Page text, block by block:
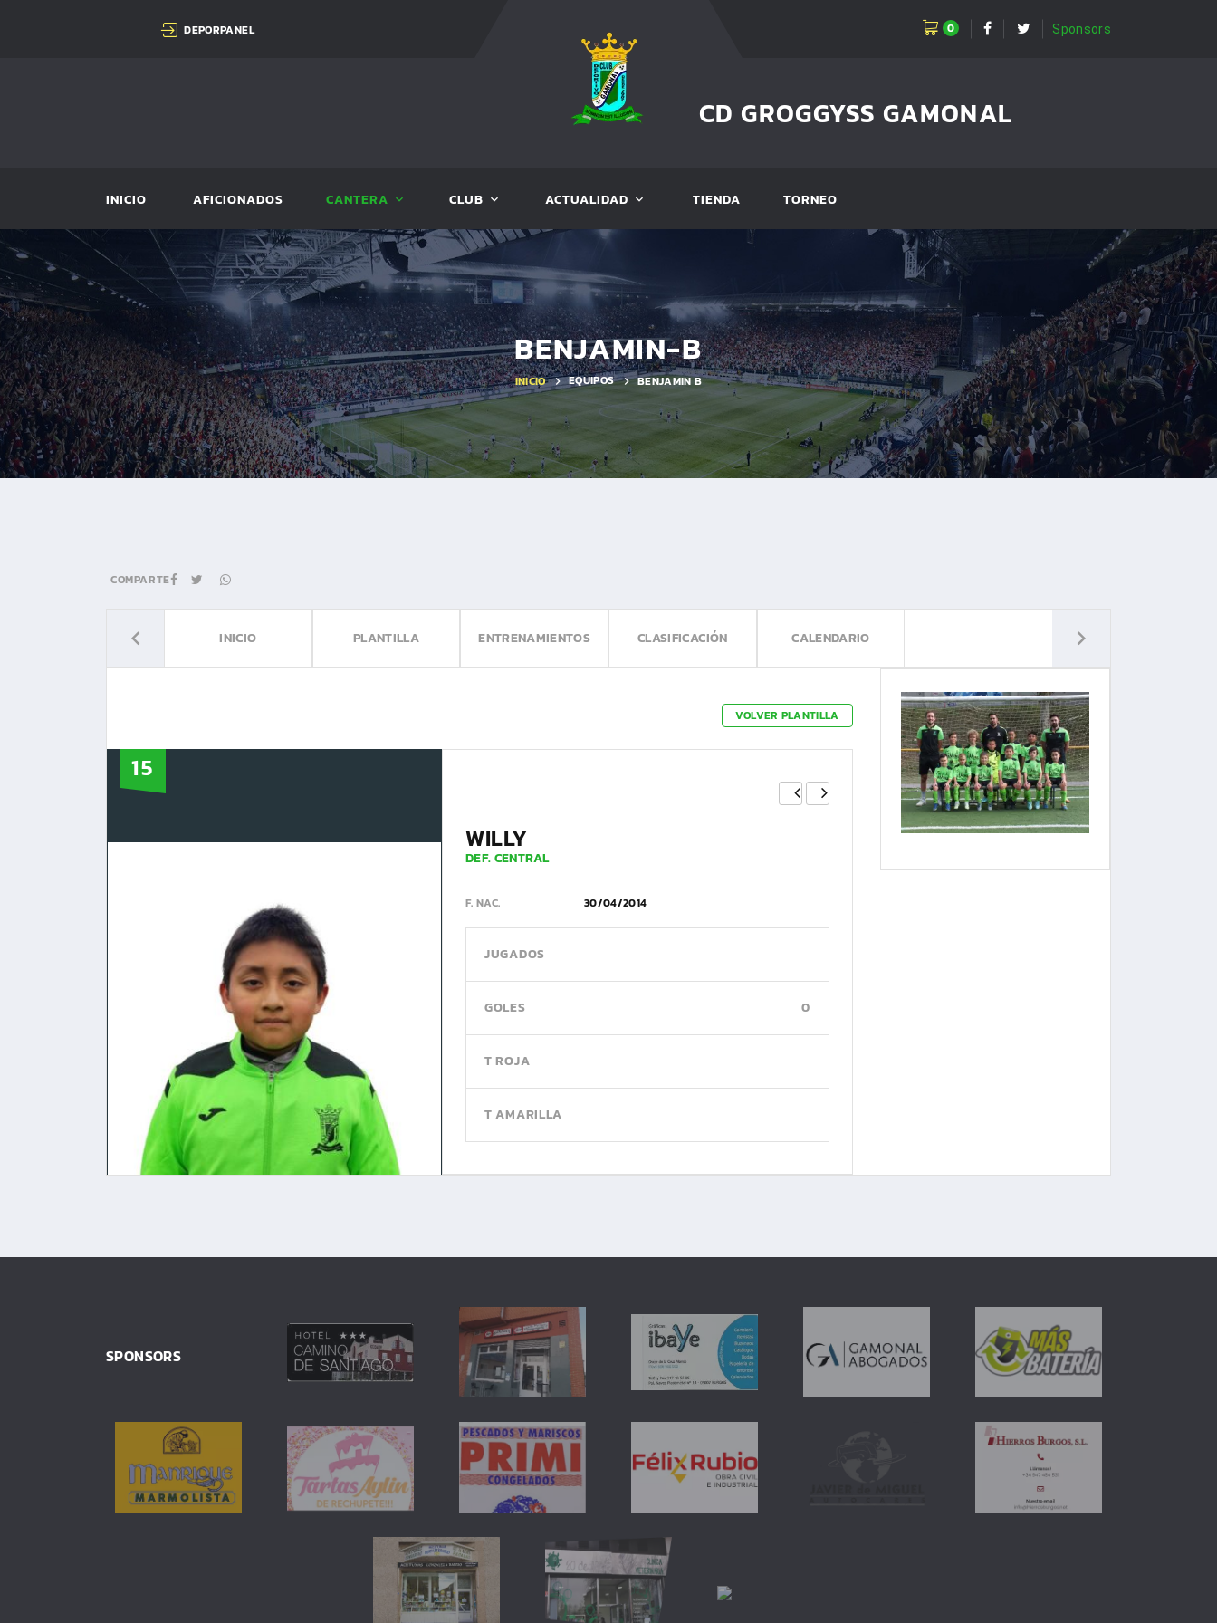
DEPORPANEL 0 Sponsors
CD GROGGYSS GAMONAL
INICIO AFICIONADOS CANTERA CLUB ACTUALIDAD TIENDA TORNEO
BENJAMIN-B
INICIO EQUIPOS BENJAMIN B
COMPARTE
INICIO PLANTILLA ENTRENAMIENTOS CLASIFICACIÓN CALENDARIO
VOLVER PLANTILLA
15
WILLY
DEF. CENTRAL
F. NAC. 30/04/2014
JUGADOS
GOLES 0
T ROJA
T AMARILLA
SPONSORS